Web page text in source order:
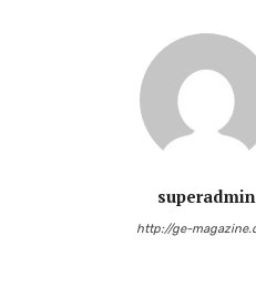
superadmin
http://ge-